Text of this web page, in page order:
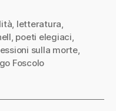
letteratura
poeti elegiaci
sulla morte,
Foscolo